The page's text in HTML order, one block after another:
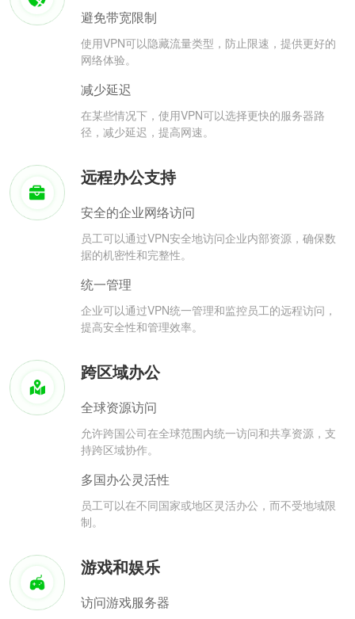
避免带宽限制
使用VPN可以隐藏流量类型，防止限速，提供更好的
网络体验。
减少延迟
在某些情况下，使用VPN可以选择更快的服务器路
径，减少延迟，提高网速。
远程办公支持
安全的企业网络访问
员工可以通过VPN安全地访问企业内部资源，确保数
据的机密性和完整性。
统一管理
企业可以通过VPN统一管理和监控员工的远程访问，
提高安全性和管理效率。
跨区域办公
全球资源访问
允许跨国公司在全球范围内统一访问和共享资源，支
持跨区域协作。
多国办公灵活性
员工可以在不同国家或地区灵活办公，而不受地域限
制。
游戏和娱乐
访问游戏服务器